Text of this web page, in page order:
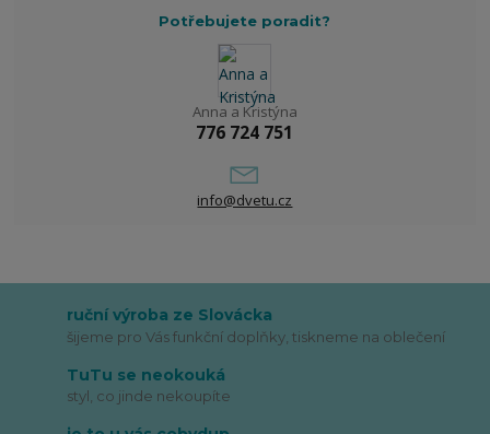
Potřebujete poradit?
Anna a Kristýna
776 724 751
info@dvetu.cz
ruční výroba ze Slovácka
šijeme pro Vás funkční doplňky, tiskneme na oblečení
TuTu se neokouká
styl, co jinde nekoupíte